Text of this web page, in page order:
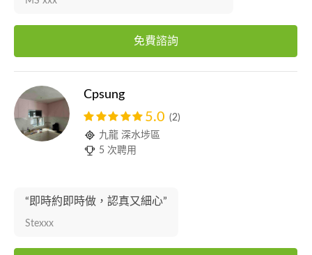
免費諮詢
Cpsung
5.0 (2)
九龍 深水埗區
5 次聘用
“即時約即時做，認真又細心”
Stexxx